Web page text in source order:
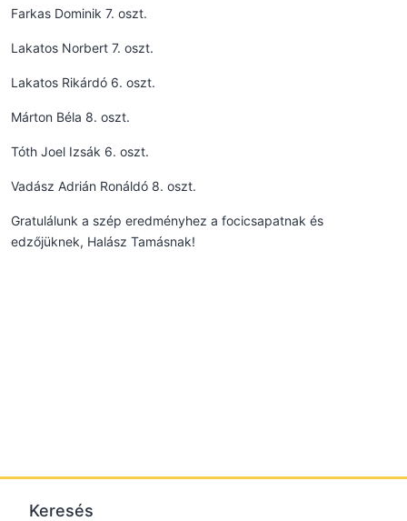
Farkas Dominik 7. oszt.
Lakatos Norbert 7. oszt.
Lakatos Rikárdó 6. oszt.
Márton Béla 8. oszt.
Tóth Joel Izsák 6. oszt.
Vadász Adrián Ronáldó 8. oszt.
Gratulálunk a szép eredményhez a focicsapatnak és
edzőjüknek, Halász Tamásnak!
Keresés